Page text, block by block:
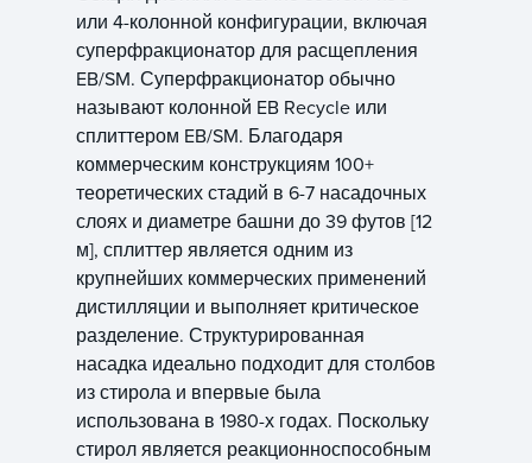
или 4-колонной конфигурации, включая
суперфракционатор для расщепления
EB/SM. Суперфракционатор обычно
называют колонной EB Recycle или
сплиттером EB/SM. Благодаря
коммерческим конструкциям 100+
теоретических стадий в 6-7 насадочных
слоях и диаметре башни до 39 футов [12
м], сплиттер является одним из
крупнейших коммерческих применений
дистилляции и выполняет критическое
разделение. Структурированная
насадка идеально подходит для столбов
из стирола и впервые была
использована в 1980-х годах. Поскольку
стирол является реакционноспособным